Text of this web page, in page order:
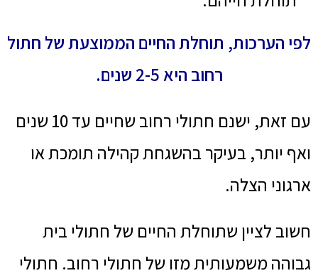
לפי הערכות, תוחלת החיים הממוצעת של חתול
רחוב היא 2-5 שנים.
עם זאת, ישנם חתולי רחוב שחיים עד 10 שנים
ואף יותר, בעיקר בהשגחת קהילה תומכת או
ארגוני הצלה.
חשוב לציין שתוחלת החיים של חתולי בית
גבוהה משמעותית מזו של חתולי רחוב. חתולי